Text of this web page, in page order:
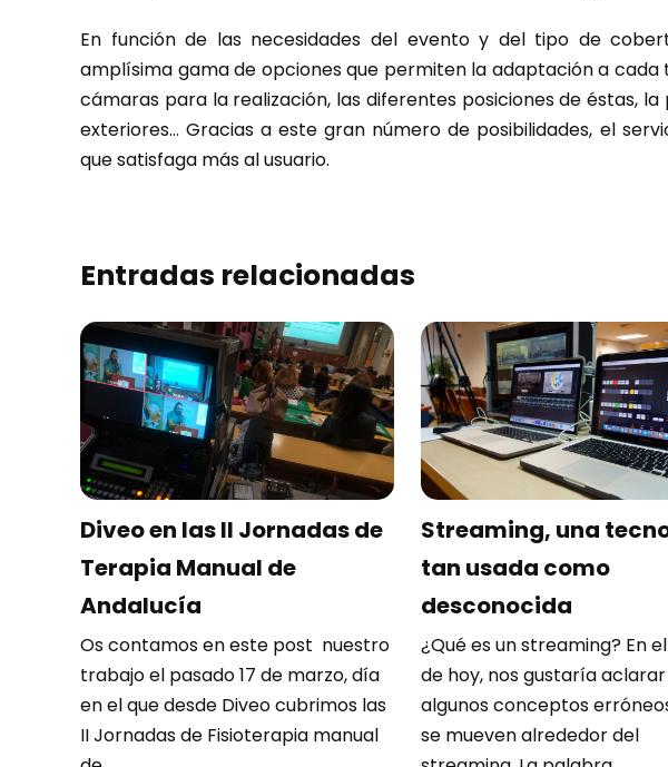
En función de las necesidades del evento y del tipo de
amplísima gama de opciones que permiten la adaptación a cada
cámaras para la realización, las diferentes posiciones de éstas,
exteriores… Gracias a este gran número de posibilidades, el
que satisfaga más al usuario.
Entradas relacionadas
Realización
multicámara
en
Jaén
Diveo en las II Jornadas de
Terapia Manual de
Andalucía
Os contamos en este post nuestro
trabajo el pasado 17 de marzo, día
en el que desde Diveo cubrimos las
II Jornadas de Fisioterapia manual
Streaming, una
tan usada como
desconocida
¿Qué es un streaming? En
de hoy, nos gustaría aclarar
algunos conceptos
se mueven alrededor del